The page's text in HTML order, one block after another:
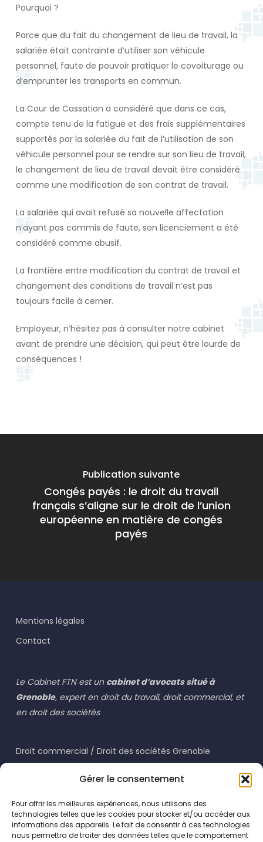
Gérer le consentement
Pour offrir les meilleures expériences, nous utilisons des
technologies telles que les cookies pour stocker et/ou accéder aux
informations des appareils. Le fait de consentir à ces technologies
nous permettra de traiter des données telles que le comportement
Pourquoi ?
Parce que du fait du changement de lieu de travail, la
salariée était contrainte d’utiliser son véhicule
personnel, faute de pouvoir pratiquer le covoiturage ou
d’emprunter les transports en commun.
La Cour de Cassation a considéré que dans ce cas,
compte tenu de la fatigue et des frais supplémentaires
supportés par la salariée du fait de l’utilisation de son
véhicule personnel pour se rendre sur son lieu de travail,
le changement de lieu de travail devait être considéré
comme une modification de son contrat de travail.
La salariée qui avait refusé sa nouvelle affectation
n’ayant pas commis de faute, son licenciement a été
considéré comme abusif.
La frontière entre modification du contrat de travail et
changement des conditions de travail n’est pas
toujours facile à cerner.
Employeur, n’hésitez pas à consulter notre cabinet
avant de prendre une décision, qui peut être lourde de
conséquences !
Publication suivante
Congés payés : le droit du travail
français s’aligne sur le droit de l’union
européenne en matière de congés
payés
Mentions légales
Contact
Le Cabinet FTN est un cabinet d’avocats situé à
Grenoble, expert en droit du travail, droit commercial, et
en droit des sociétés
Droit commercial / Droit des sociétés Grenoble